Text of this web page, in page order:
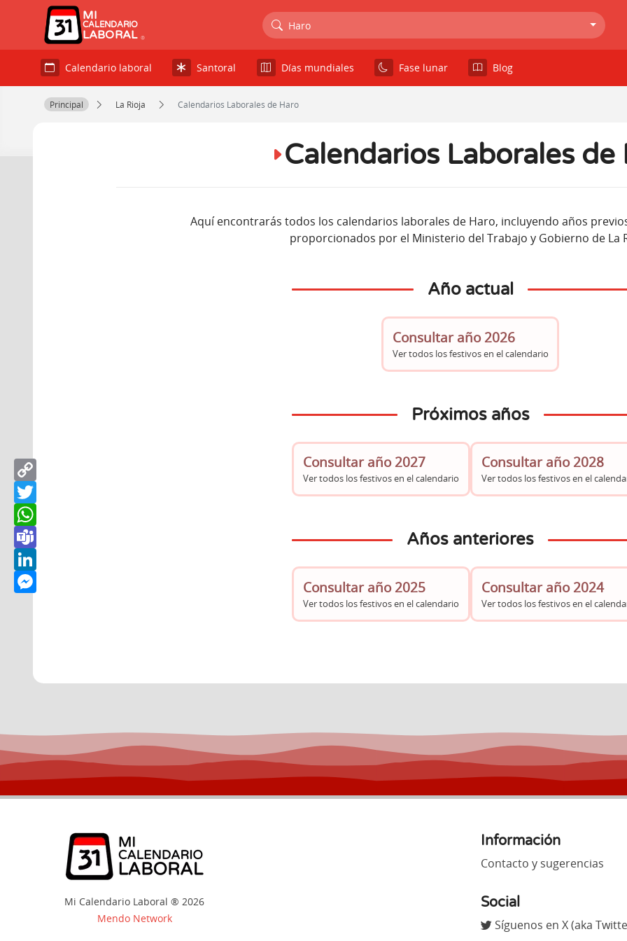
MI
CALENDARIO
LABORAL
Haro
Calendario laboral Santoral Días mundiales Fase lunar Blog
Principal La Rioja Calendarios Laborales de Haro
Calendarios Laborales de
Aquí encontrarás todos los calendarios laborales de Haro, incluyendo años
proporcionados por el Ministerio del Trabajo y Gobierno de La
Año actual
Consultar año 2026
Ver todos los festivos en el calendario
Próximos años
Consultar año 2027
Ver todos los festivos en el calendario
Consultar año 2028
Ver todos los festivos en el
Años anteriores
Consultar año 2025
Ver todos los festivos en el calendario
Consultar año 2024
Ver todos los festivos en el
Mi Calendario Laboral ® 2026
Mendo Network
Información
Contacto y sugerencias
Social
Síguenos en X (aka